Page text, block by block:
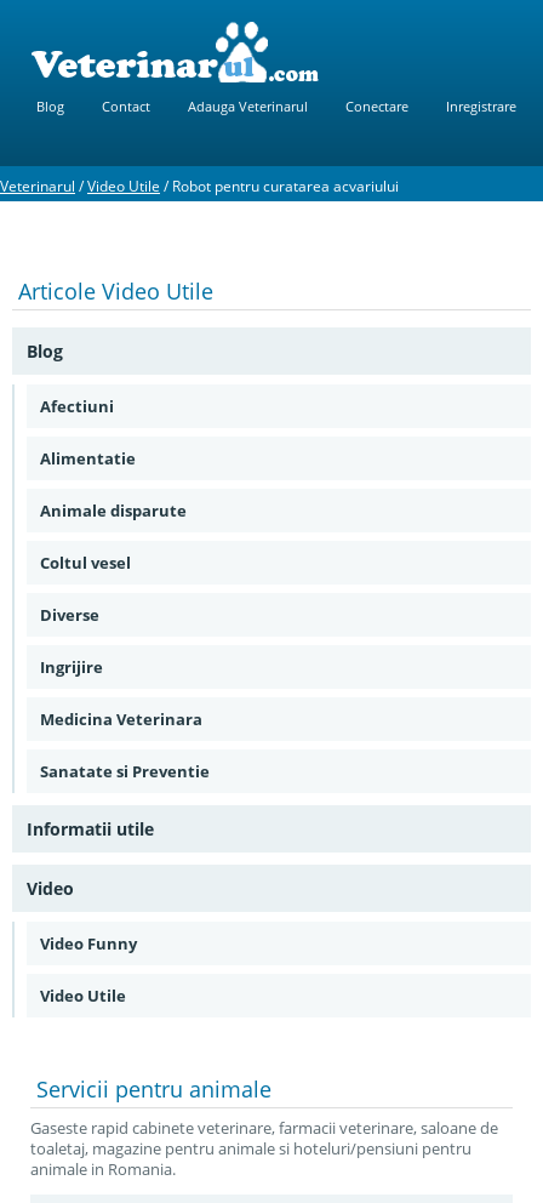
Blog Contact Adauga Veterinarul Conectare Inregistrare
Veterinarul /Video Utile /Robot pentru curatarea acvariului
Articole Video Utile
Blog
Afectiuni
Alimentatie
Animale disparute
Coltul vesel
Diverse
Ingrijire
Medicina Veterinara
Sanatate si Preventie
Informatii utile
Video
Video Funny
Video Utile
Servicii pentru animale
Gaseste rapid cabinete veterinare, farmacii veterinare, saloane de
toaletaj, magazine pentru animale si hoteluri/pensiuni pentru
animale in Romania.